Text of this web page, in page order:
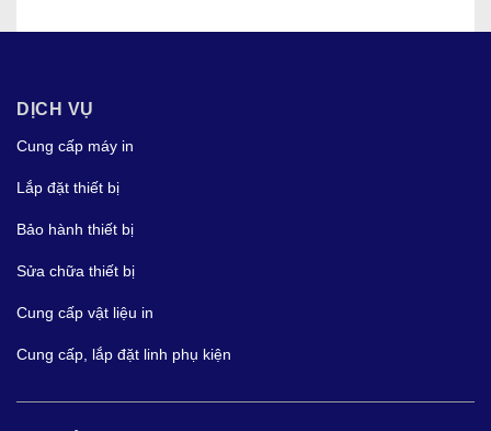
DỊCH VỤ
Cung cấp máy in
Lắp đặt thiết bị
Bảo hành thiết bị
Sửa chữa thiết bị
Cung cấp vật liệu in
Cung cấp, lắp đặt linh phụ kiện